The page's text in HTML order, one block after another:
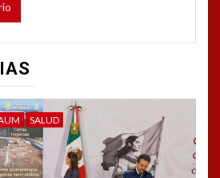
SALUD